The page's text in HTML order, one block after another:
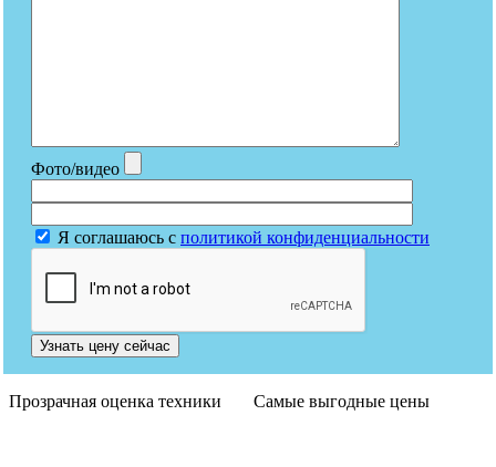
Фото/видео
Я соглашаюсь с политикой конфиденциальности
Узнать цену сейчас
Прозрачная оценка техники Самые выгодные цены